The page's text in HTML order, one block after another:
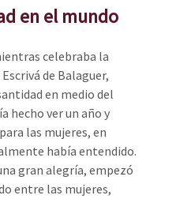
en el mundo
celebraba la
de Balaguer,
en medio del
hecho ver un año y
las mujeres, en
había entendido.
gran alegría, empezó
entre las mujeres,